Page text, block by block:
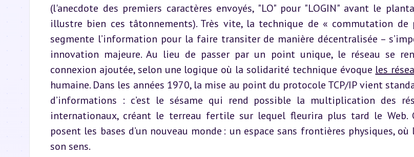
(l'anecdote des premiers caractères envoyés, "LO" pour "LOGIN" avant le
illustre bien ces tâtonnements). Très vite, la technique de « commutation de
segmente l’information pour la faire transiter de manière décentralisée –
innovation majeure. Au lieu de passer par un point unique, le réseau se
connexion ajoutée, selon une logique où la solidarité technique évoque les
humaine. Dans les années 1970, la mise au point du protocole TCP/IP vient
d’informations : c’est le sésame qui rend possible la multiplication des
internationaux, créant le terreau fertile sur lequel fleurira plus tard le Web.
posent les bases d’un nouveau monde : un espace sans frontières physiques,
son sens.